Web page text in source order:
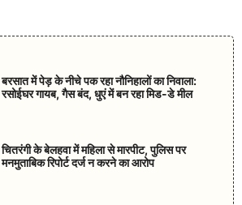
बरसात में पेड़ के नीचे पक रहा नौनिहालों का निवाला:
रसोईघर गायब, गैस बंद, धुएं में बन रहा मिड-डे मील
चितरंगी के बेलहवा में महिला से मारपीट, पुलिस पर
मनमुताबिक रिपोर्ट दर्ज न करने का आरोप